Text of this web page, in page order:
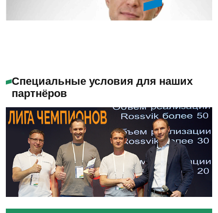
Специальные условия для наших
партнёров